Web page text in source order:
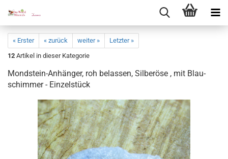
« Erster « zurück weiter »
Letzter »
12 Artikel in dieser Kategorie
Mondstein-​Anhänger, roh be­las­sen, Sil­ber­ö­se , mit Blau­
schim­mer - Ein­zel­stück